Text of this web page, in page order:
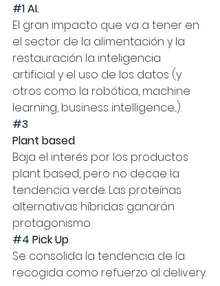
#1 AI.
El gran impacto que va a tener en
el sector de la alimentación y la
restauración la inteligencia
artificial y el uso de los datos (y
otros como la robótica, machine
learning, business intelligence...).
#3
Plant based.
Baja el interés por los productos
plant based, pero no decae la
tendencia verde. Las proteínas
alternativas híbridas ganarán
protagonismo
#4 Pick Up.
Se consolida la tendencia de la
recogida como refuerzo al delivery.